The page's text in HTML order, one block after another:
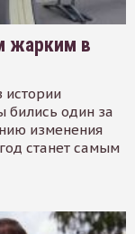
жарким в
истории
бились один за
изменения
станет самым